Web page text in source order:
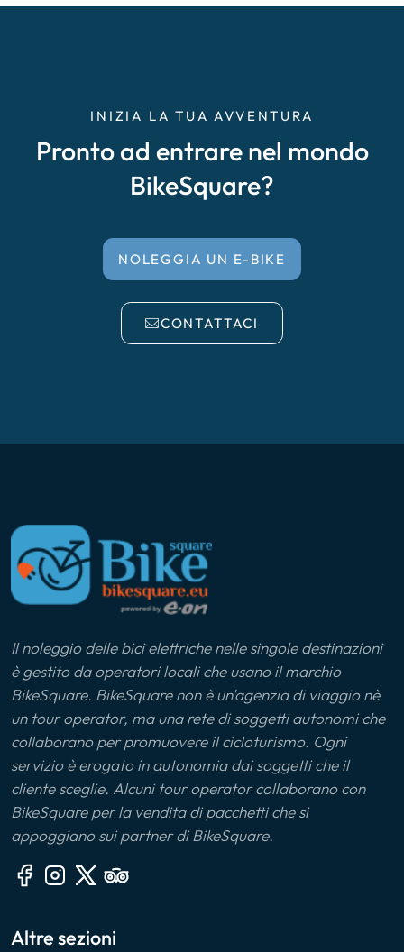
INIZIA LA TUA AVVENTURA
Pronto ad entrare nel mondo
BikeSquare?
NOLEGGIA UN E-BIKE
CONTATTACI
Il noleggio delle bici elettriche nelle singole destinazioni
è gestito da operatori locali che usano il marchio
BikeSquare. BikeSquare non è un'agenzia di viaggio nè
un tour operator, ma una rete di soggetti autonomi che
collaborano per promuovere il cicloturismo. Ogni
servizio è erogato in autonomia dai soggetti che il
cliente sceglie. Alcuni tour operator collaborano con
BikeSquare per la vendita di pacchetti che si
appoggiano sui partner di BikeSquare.
Altre sezioni